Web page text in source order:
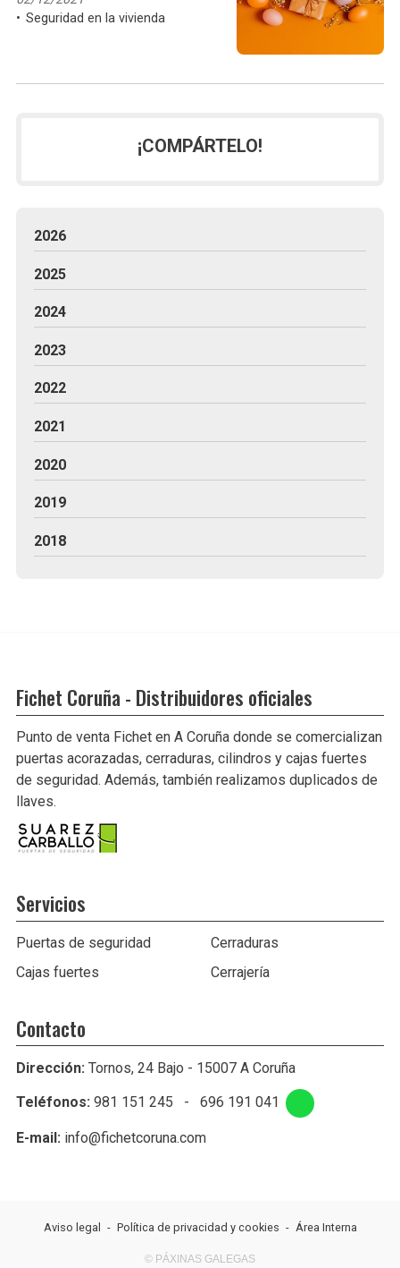
Seguridad en la vivienda
¡COMPÁRTELO!
2026
2025
2024
2023
2022
2021
2020
2019
2018
Fichet Coruña - Distribuidores oficiales
Punto de venta Fichet en A Coruña donde se comercializan
puertas acorazadas, cerraduras, cilindros y cajas fuertes
de seguridad. Además, también realizamos duplicados de
llaves.
Servicios
Puertas de seguridad
Cerraduras
Cajas fuertes
Cerrajería
Contacto
Dirección: Tornos, 24 Bajo - 15007 A Coruña
Teléfonos: 981 151 245 - 696 191 041
E-mail: info@fichetcoruna.com
Aviso legal - Política de privacidad y cookies - Área Interna
© PÁXINAS GALEGAS